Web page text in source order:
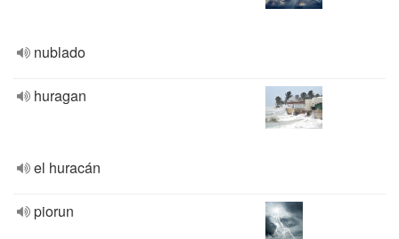
nublado
huragan
el huracán
piorun